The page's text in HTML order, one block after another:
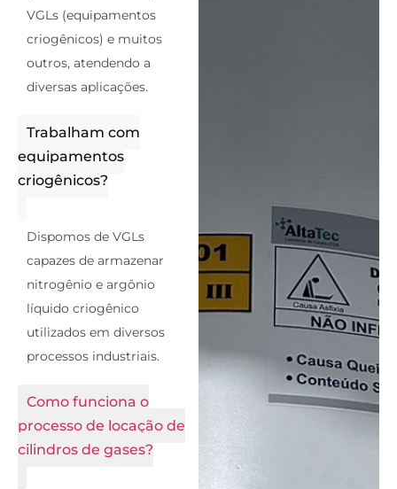
VGLs (equipamentos
criogênicos) e muitos
outros, atendendo a
diversas aplicações.
Trabalham com
equipamentos
criogênicos?
Dispomos de VGLs
capazes de armazenar
nitrogênio e argônio
líquido criogênico
utilizados em diversos
processos industriais.
Como funciona o
processo de locação de
cilindros de gases?